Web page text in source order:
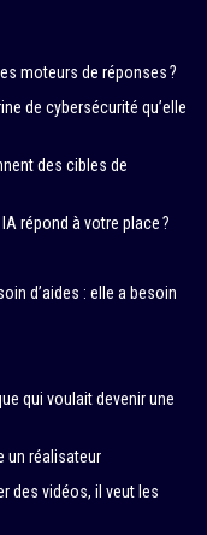
moteurs de réponses ?
de cybersécurité qu’elle
des cibles de
répond à votre place ?
d’aides : elle a besoin
qui voulait devenir une
un réalisateur
des vidéos, il veut les